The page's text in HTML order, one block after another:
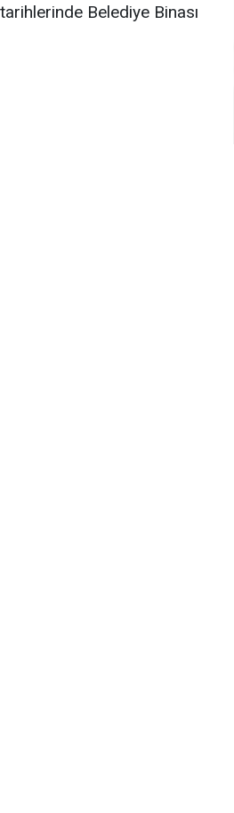
Belediye Binası